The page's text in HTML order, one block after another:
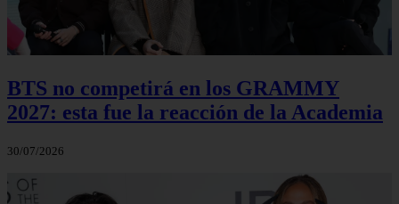
BTS no competirá en los GRAMMY
2027: esta fue la reacción de la Academia
30/07/2026